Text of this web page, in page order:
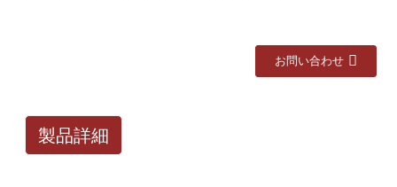
お問い合わせ
製品詳細